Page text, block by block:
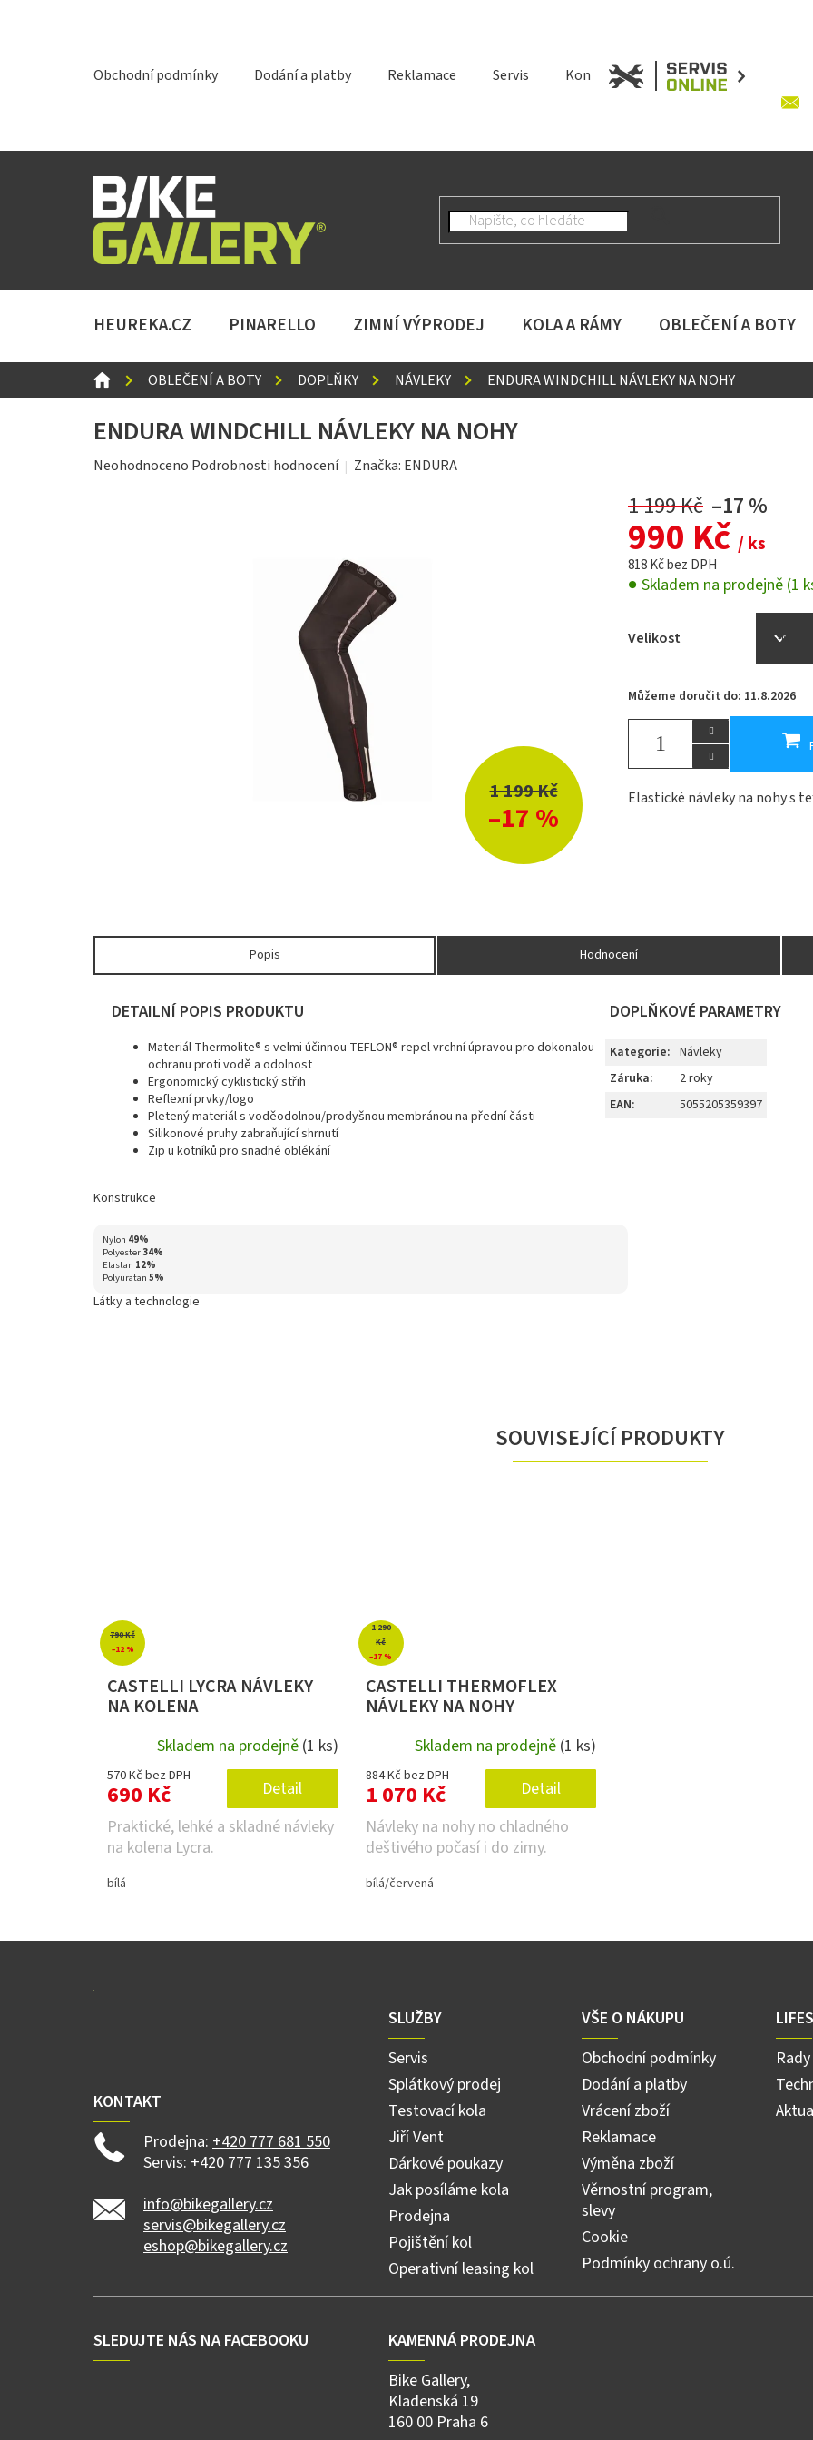
Obchodní podmínky Dodání a platby Reklamace Servis Kontakt
HEUREKA.CZ PINARELLO ZIMNÍ VÝPRODEJ KOLA A RÁMY OBLEČENÍ A BOTY
DOMŮOBLEČENÍ A BOTY DOPLŇKY NÁVLEKY ENDURA WINDCHILL NÁVLEKY NA NOHY
ENDURA WINDCHILL NÁVLEKY NA NOHY
Průměrné
Neohodnoceno Podrobnosti hodnocení Značka: ENDURA
1 199 Kč
–17 %
1 199 Kč –17 %
990 Kč / ks
818 Kč bez DPH
Skladem na prodejně (1
Velikost
Můžeme doručit do: 11.8.2026
Elastické návleky na nohy s
SOUVISEJÍCÍ PRODUKTY
790 Kč
–12 %
CASTELLI LYCRA NÁVLEKY
NA KOLENA
Skladem na prodejně (1 ks)
570 Kč bez DPH
690 Kč
Detail
Praktické, lehké a skladné návleky
na kolena Lycra.
bílá
1 290
Kč
–17 %
CASTELLI THERMOFLEX
NÁVLEKY NA NOHY
Skladem na prodejně (1 ks)
884 Kč bez DPH
1 070 Kč
Detail
Návleky na nohy no chladného
deštivého počasí i do zimy.
bílá/červená
Popis Hodnocení
DETAILNÍ POPIS PRODUKTU
Materiál Thermolite® s velmi účinnou TEFLON® repel vrchní úpravou pro dokonalou
ochranu proti vodě a odolnost
Ergonomický cyklistický střih
Reflexní prvky/logo
Pletený materiál s voděodolnou/prodyšnou membránou na přední části
Silikonové pruhy zabraňující shrnutí
Zip u kotníků pro snadné oblékání
Konstrukce
Nylon 49%
Polyester34%
Elastan 12%
Polyuratan 5%
Látky a technologie
DOPLŇKOVÉ PARAMETRY
Kategorie: Návleky
Záruka:
2 roky
EAN: 5055205359397
Z
KONTAKT
Prodejna: +420 777 681 550
Servis: +420 777 135 356
info@bikegallery.cz
servis@bikegallery.cz
eshop@bikegallery.cz
SLUŽBY
Servis
Splátkový prodej
Testovací kola
Jiří Vent
Dárkové poukazy
Jak posíláme kola
Prodejna
Pojištění kol
Operativní leasing kol
VŠE O NÁKUPU
Obchodní podmínky
Dodání a platby
Vrácení zboží
Reklamace
Výměna zboží
Věrnostní program,
slevy
Cookie
Podmínky ochrany o.ú.
SLEDUJTE NÁS NA FACEBOOKU
KAMENNÁ PRODEJNA
Bike Gallery,
Kladenská 19
160 00 Praha 6